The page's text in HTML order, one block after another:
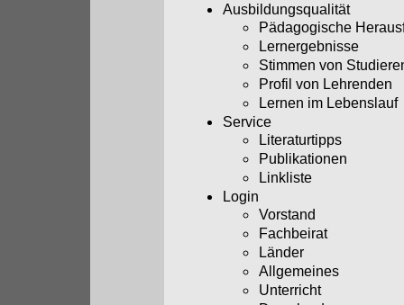
Ausbildungsqualität
Pädagogische
Lernergebnisse
Stimmen von
Profil von Lehrenden
Lernen im Lebenslauf
Service
Literaturtipps
Publikationen
Linkliste
Login
Vorstand
Fachbeirat
Länder
Allgemeines
Unterricht